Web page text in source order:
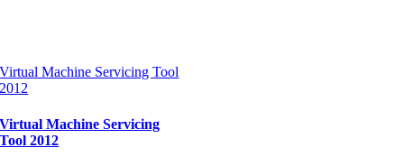
Virtual Machine Servicing Tool
2012
Virtual Machine Servicing
Tool 2012